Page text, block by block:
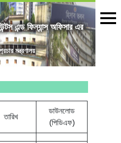
এন্ড ফিন্যান্স অফিসার এর
মন্ত্রণালয়
তারিখ
ডাউনলোড
(পিডিএফ)